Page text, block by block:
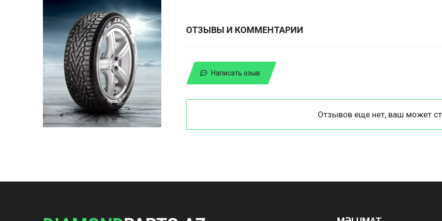
ОТЗЫВЫ И КОММЕНТАРИИ
Написать озыв
Отзывов еще нет, ваш может